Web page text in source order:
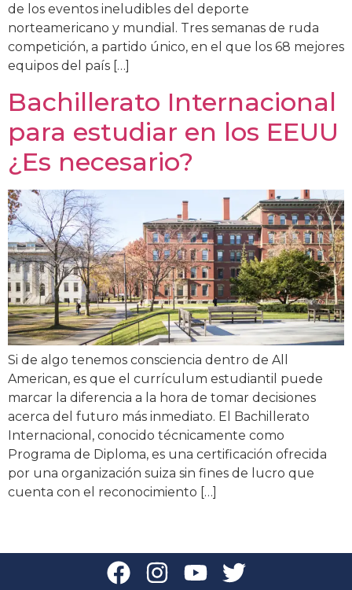
de los eventos ineludibles del deporte
norteamericano y mundial. Tres semanas de ruda
competición, a partido único, en el que los 68 mejores
equipos del país […]
Bachillerato Internacional
para estudiar en los EEUU
¿Es necesario?
Si de algo tenemos consciencia dentro de All
American, es que el currículum estudiantil puede
marcar la diferencia a la hora de tomar decisiones
acerca del futuro más inmediato. El Bachillerato
Internacional, conocido técnicamente como
Programa de Diploma, es una certificación ofrecida
por una organización suiza sin fines de lucro que
cuenta con el reconocimiento […]